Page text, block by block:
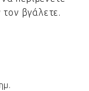
τον βγάλετε.